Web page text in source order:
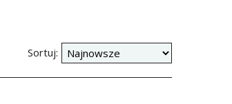
Sortuj: